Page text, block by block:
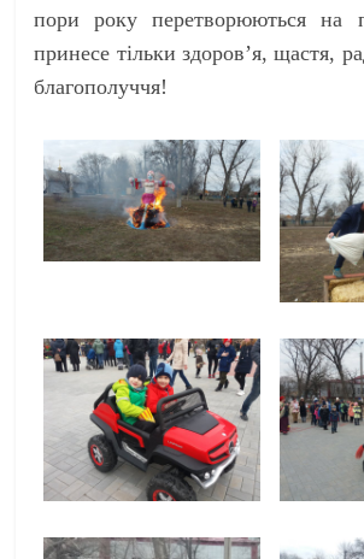
пори року перетворюються на
принесе тільки здоров’я, щастя,
благополуччя!